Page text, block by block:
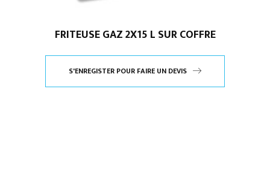
FRITEUSE GAZ 2X15 L SUR COFFRE
S'ENREGISTER POUR FAIRE UN DEVIS